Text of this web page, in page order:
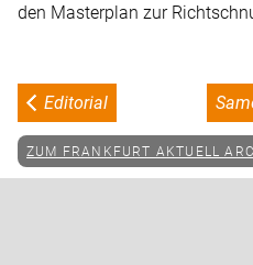
den Masterplan zur
Editorial
ZUM FRANKFURT AKTUELL